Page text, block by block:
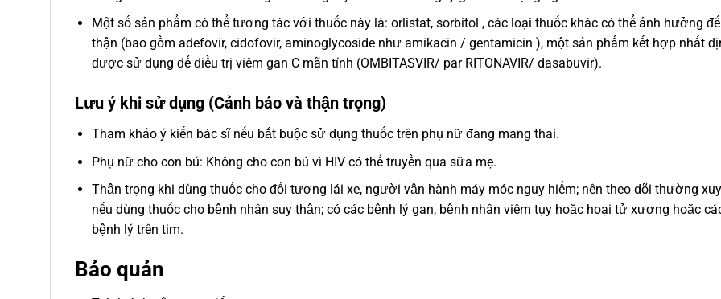
Một số sản phẩm có thể tương tác với thuốc này là: orlistat, sorbitol , các loại thuốc khác có thể ảnh hưởng
thận (bao gồm adefovir, cidofovir, aminoglycoside như amikacin / gentamicin ), một sản phẩm kết hợp nhất
được sử dụng để điều trị viêm gan C mãn tính (OMBITASVIR/ par RITONAVIR/ dasabuvir).
Lưu ý khi sử dụng (Cảnh báo và thận trọng)
Tham khảo ý kiến bác sĩ nếu bắt buộc sử dụng thuốc trên phụ nữ đang mang thai.
Phụ nữ cho con bú: Không cho con bú vì HIV có thể truyền qua sữa mẹ.
Thận trọng khi dùng thuốc cho đối tượng lái xe, người vận hành máy móc nguy hiểm; nên theo dõi thường
nếu dùng thuốc cho bệnh nhân suy thận; có các bệnh lý gan, bệnh nhân viêm tụy hoặc hoại tử xương hoặc
bệnh lý trên tim.
Bảo quản